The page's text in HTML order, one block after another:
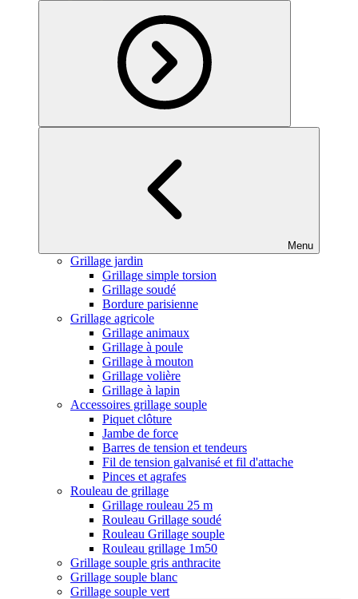
Menu
Grillage jardin
Grillage simple torsion
Grillage soudé
Bordure parisienne
Grillage agricole
Grillage animaux
Grillage à poule
Grillage à mouton
Grillage volière
Grillage à lapin
Accessoires grillage souple
Piquet clôture
Jambe de force
Barres de tension et tendeurs
Fil de tension galvanisé et fil d'attache
Pinces et agrafes
Rouleau de grillage
Grillage rouleau 25 m
Rouleau Grillage soudé
Rouleau Grillage souple
Rouleau grillage 1m50
Grillage souple gris anthracite
Grillage souple blanc
Grillage souple vert